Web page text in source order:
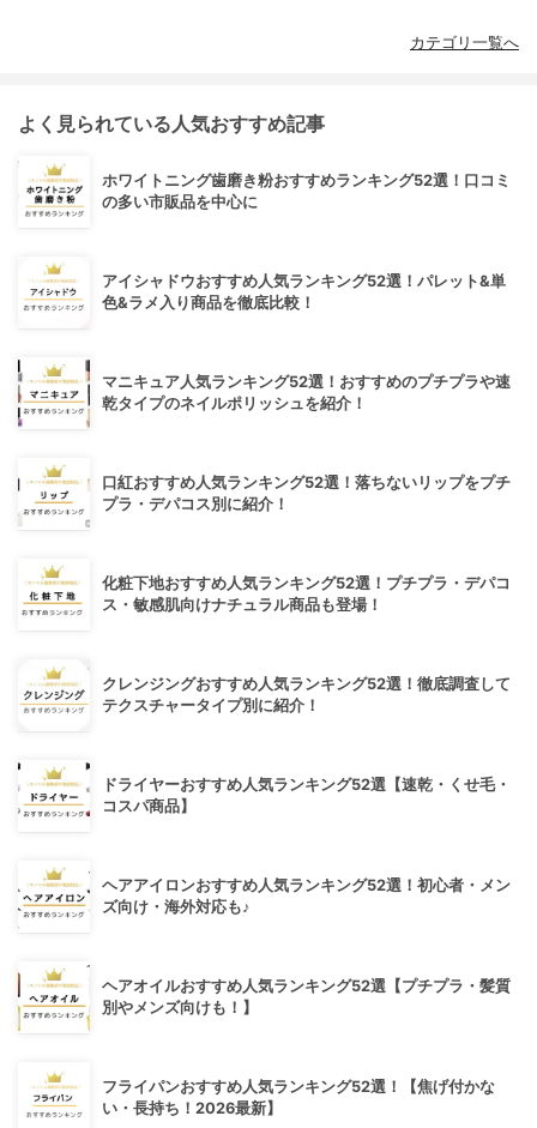
カテゴリ一覧へ
よく見られている人気おすすめ記事
ホワイトニング歯磨き粉おすすめランキング52選！口コミ
の多い市販品を中心に
アイシャドウおすすめ人気ランキング52選！パレット&単
色&ラメ入り商品を徹底比較！
マニキュア人気ランキング52選！おすすめのプチプラや速
乾タイプのネイルポリッシュを紹介！
口紅おすすめ人気ランキング52選！落ちないリップをプチ
プラ・デパコス別に紹介！
化粧下地おすすめ人気ランキング52選！プチプラ・デパコ
ス・敏感肌向けナチュラル商品も登場！
クレンジングおすすめ人気ランキング52選！徹底調査して
テクスチャータイプ別に紹介！
ドライヤーおすすめ人気ランキング52選【速乾・くせ毛・
コスパ商品】
ヘアアイロンおすすめ人気ランキング52選！初心者・メン
ズ向け・海外対応も♪
ヘアオイルおすすめ人気ランキング52選【プチプラ・髪質
別やメンズ向けも！】
フライパンおすすめ人気ランキング52選！【焦げ付かな
い・長持ち！2026最新】